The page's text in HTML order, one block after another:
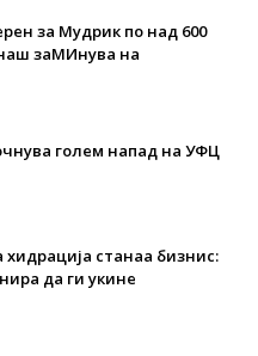
за Мудрик по над 600
заМИнува на
голем напад на УФЦ
хидрација станаа бизнис:
да ги укине